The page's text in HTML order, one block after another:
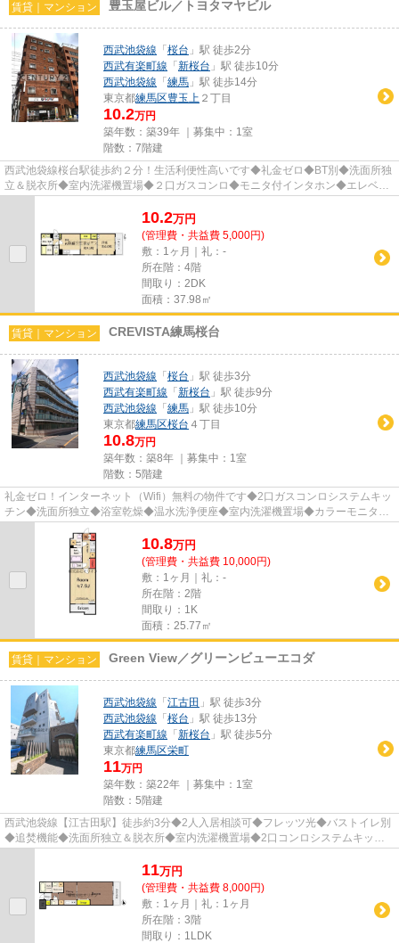
賃貸｜マンション 豊玉屋ビル／トヨタマヤビル
西武池袋線 「 桜台 」駅 徒歩2分
西武有楽町線 「 新桜台 」駅 徒歩10分
西武池袋線 「 練馬 」駅 徒歩14分
東京都練馬区豊玉上 ２丁目
10.2万円
築年数：築39年 ｜募集中： 1室
階数：7階建
西武池袋線桜台駅徒歩約２分！生活利便性高いです◆礼金ゼロ◆BT別◆洗面所独
立＆脱衣所◆室内洗濯機置場◆２口ガスコンロ◆モニタ付インタホン◆エレベー
10.2万円
(管理費・共益費 5,000円)
敷：1ヶ月｜礼：-
所在階：4階
間取り：2DK
面積：37.98㎡
賃貸｜マンション CREVISTA練馬桜台
西武池袋線 「 桜台 」駅 徒歩3分
西武有楽町線 「 新桜台 」駅 徒歩9分
西武池袋線 「 練馬 」駅 徒歩10分
東京都練馬区桜台 ４丁目
10.8万円
築年数：築8年 ｜募集中： 1室
階数：5階建
礼金ゼロ！インターネット（Wifi）無料の物件です◆2口ガスコンロシステムキッ
チン◆洗面所独立◆浴室乾燥◆温水洗浄便座◆室内洗濯機置場◆カラーモニタ付
オートロック◆宅配BOX◆バイク置場...
10.8万円
(管理費・共益費 10,000円)
敷：1ヶ月｜礼：-
所在階：2階
間取り：1K
面積：25.77㎡
賃貸｜マンション Green View／グリーンビューエコダ
西武池袋線 「 江古田 」駅 徒歩3分
西武池袋線 「 桜台 」駅 徒歩13分
西武有楽町線 「 新桜台 」駅 徒歩5分
東京都練馬区栄町
11万円
築年数：築22年 ｜募集中： 1室
階数：5階建
西武池袋線【江古田駅】徒歩約3分◆2人入居相談可◆フレッツ光◆バストイレ別
◆追焚機能◆洗面所独立＆脱衣所◆室内洗濯機置場◆2口コンロシステムキッチ
11万円
(管理費・共益費 8,000円)
敷：1ヶ月｜礼：1ヶ月
所在階：3階
間取り：1LDK